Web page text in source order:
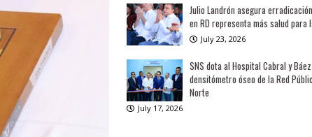
Julio Landrón asegura
en RD representa más salud para
July 23, 2026
SNS dota al Hospital Cabral y
densitómetro óseo de la Red
Norte
July 17, 2026